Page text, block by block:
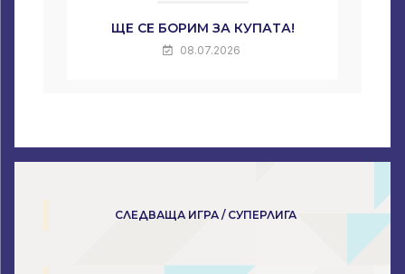
ЩЕ СЕ БОРИМ ЗА КУПАТА!
08.07.2026
СЛЕДВАЩА ИГРА / СУПЕРЛИГА